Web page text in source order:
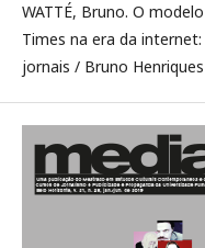
WATTÉ, Bruno. O
Times na era da
jornais / Bruno